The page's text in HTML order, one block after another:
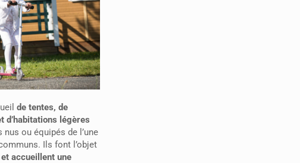
de tentes, de
d’habitations légères
ou équipés de l’une
Ils font l’objet
accueillent une